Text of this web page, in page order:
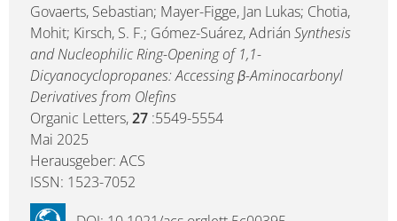
Govaerts, Sebastian; Mayer-Figge, Jan Lukas; Chotia,
Mohit; Kirsch, S. F.; Gómez-Suárez, Adrián Synthesis
and Nucleophilic Ring-Opening of 1,1-
Dicyanocyclopropanes: Accessing β-Aminocarbonyl
Derivatives from Olefins
Organic Letters,27 :5549-5554
Mai 2025
Herausgeber: ACS
ISSN: 1523-7052